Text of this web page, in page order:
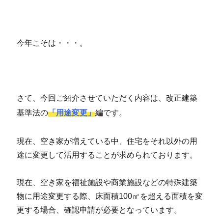
今年こそは・・・。
さて、今回ご紹介させていただく内容は、改正建築
基準法の「用途変更」編です。
現在、空き家が増えている中、住宅をそれ以外の用
途に変更して活用することが求められております。
現在、空き家を福祉施設や商業施設などの特殊建築
物に用途変更する際、床面積100㎡を超える面積を変
更する場合、確認申請が必要となっています。